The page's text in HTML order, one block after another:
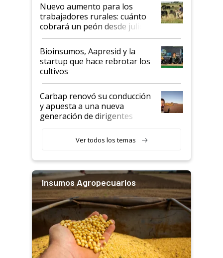
Nuevo aumento para los
trabajadores rurales: cuánto
cobrará un peón desde julio
Bioinsumos, Aapresid y la
startup que hace rebrotar los
cultivos
Carbap renovó su conducción
y apuesta a una nueva
generación de dirigentes
Ver todos los temas
Insumos Agropecuarios